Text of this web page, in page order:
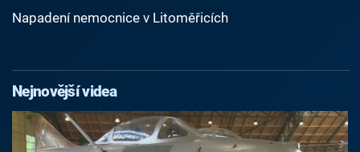
Napadení nemocnice v Litoměřicích
Nejnovější videa